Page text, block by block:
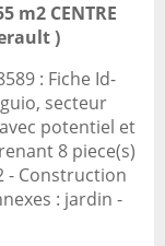
m2 CENTRE
)
: Fiche Id-
secteur
potentiel et
8 piece(s)
- Construction
: jardin -